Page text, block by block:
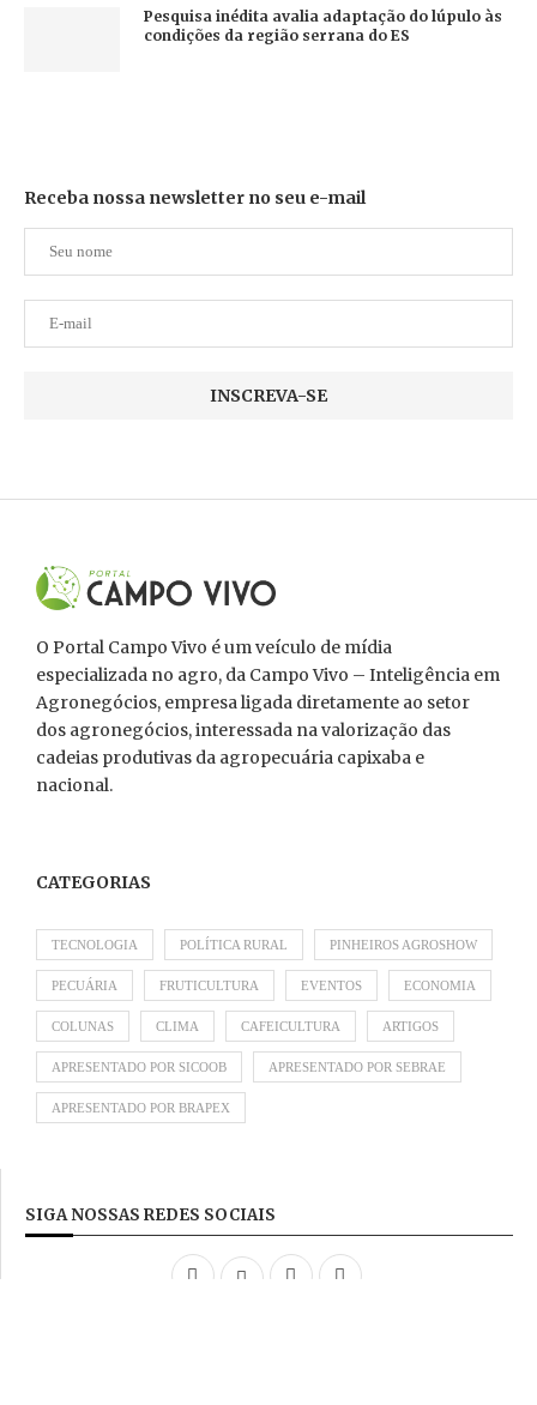
Pesquisa inédita avalia adaptação do lúpulo às
condições da região serrana do ES
Receba nossa newsletter no seu e-mail
O Portal Campo Vivo é um veículo de mídia
especializada no agro, da Campo Vivo – Inteligência em
Agronegócios, empresa ligada diretamente ao setor
dos agronegócios, interessada na valorização das
cadeias produtivas da agropecuária capixaba e
nacional.
CATEGORIAS
TECNOLOGIA POLÍTICA RURAL PINHEIROS AGROSHOW
PECUÁRIA FRUTICULTURA EVENTOS ECONOMIA
COLUNAS CLIMA CAFEICULTURA ARTIGOS
APRESENTADO POR SICOOB APRESENTADO POR SEBRAE
APRESENTADO POR BRAPEX
SIGA NOSSAS REDES SOCIAIS